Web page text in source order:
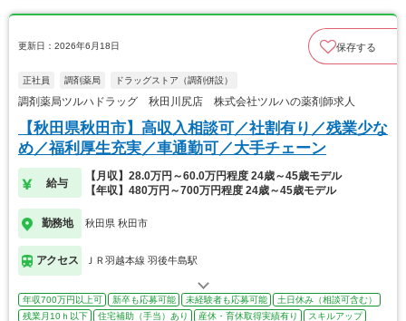
更新日：2026年6月18日 保存する
正社員 調剤薬局 ドラッグストア（調剤併設）
調剤薬局ツルハドラッグ 秋田川尻店 株式会社ツルハの薬剤師求人
【秋田県秋田市】高収入相談可／社割有り／残業少な
め／福利厚生充実／車通勤可／大手チェーン
給与
【月収】28.0万円～60.0万円程度 24歳～45歳モデル
【年収】480万円～700万円程度 24歳～45歳モデル
勤務地 秋田県 秋田市
アクセス ＪＲ羽越本線 羽後牛島駅
年収700万円以上可 新卒も応募可能 未経験者も応募可能
土日休み（相談可含む）
残業月10ｈ以下
住宅補助（手当）あり 産休・育休取得実績有り
スキルアップ